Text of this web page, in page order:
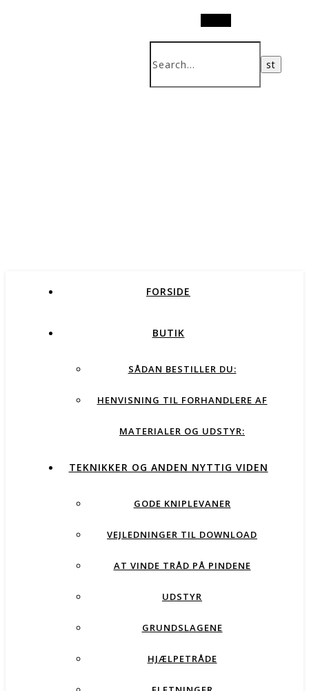
FORSIDE
BUTIK
SÅDAN BESTILLER DU:
HENVISNING TIL FORHANDLERE AF
MATERIALER OG UDSTYR:
TEKNIKKER OG ANDEN NYTTIG VIDEN
GODE KNIPLEVANER
VEJLEDNINGER TIL DOWNLOAD
AT VINDE TRÅD PÅ PINDENE
UDSTYR
GRUNDSLAGENE
HJÆLPETRÅDE